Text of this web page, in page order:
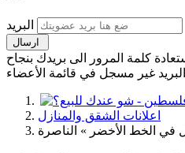
البريد
غير مسجل في قائمة الأعضاء
اعلانات الشقق والمنازل
الخط الأخضر » الناصرة